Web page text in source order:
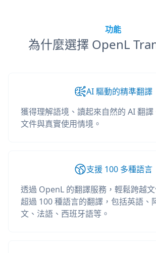
功能
為什麼選擇 OpenL
AI 驅動的精準翻譯
獲得理解語境、讀起來自然的 AI 翻譯
文件與真實使用情境。
支援 100 多種語言
透過 OpenL 的翻譯服務，輕鬆跨越
超過 100 種語言的翻譯，包括英語、
文、法語、西班牙語等。